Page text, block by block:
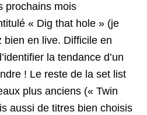
prochains mois
« Dig that hole » (je
en live. Difficile en
la tendance d’un
! Le reste de la set list
plus anciens (« Twin
aussi de titres bien choisis